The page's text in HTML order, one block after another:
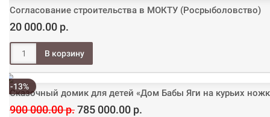
Согласование строительства в МОКТУ (Росрыболовство)
20 000.00 р.
-13%
Сказочный домик для детей «Дом Бабы Яги на курьих
900 000.00 р.785 000.00 р.